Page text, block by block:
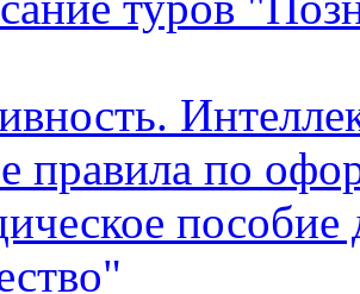
правила по
пособие